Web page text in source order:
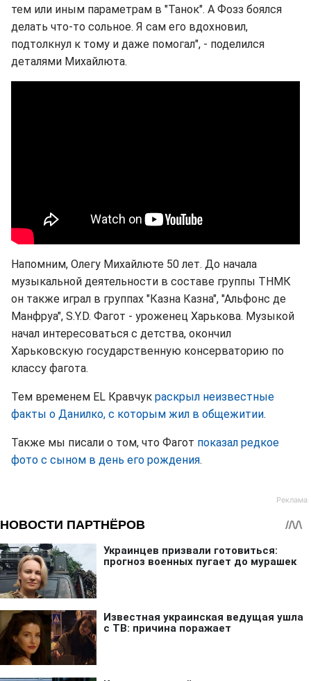
тем или иным параметрам в "Танок". А Фозз боялся
делать что-то сольное. Я сам его вдохновил,
подтолкнул к тому и даже помогал", - поделился
деталями Михайлюта.
Напомним, Олегу Михайлюте 50 лет. До начала
музыкальной деятельности в составе группы ТНМК
он также играл в группах "Казна Казна", "Альфонс де
Манфруа", S.Y.D. Фагот - уроженец Харькова. Музыкой
начал интересоваться с детства, окончил
Харьковскую государственную консерваторию по
классу фагота.
Тем временем EL Кравчук раскрыл неизвестные
факты о Данилко, с которым жил в общежитии.
Также мы писали о том, что Фагот показал редкое
фото с сыном в день его рождения.